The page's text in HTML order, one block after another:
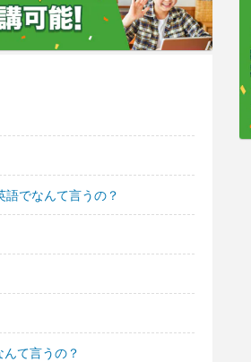
語でなんて言うの？
て言うの？